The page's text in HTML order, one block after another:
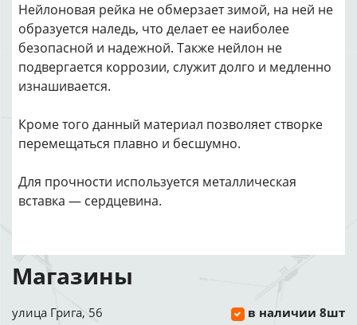
Нейлоновая рейка не обмерзает зимой, на ней не
образуется наледь, что делает ее наиболее
безопасной и надежной. Также нейлон не
подвергается коррозии, служит долго и медленно
изнашивается.
Кроме того данный материал позволяет створке
перемещаться плавно и бесшумно.
Для прочности используется металлическая
вставка — сердцевина.
Магазины
улица Грига, 56 в наличии 8шт